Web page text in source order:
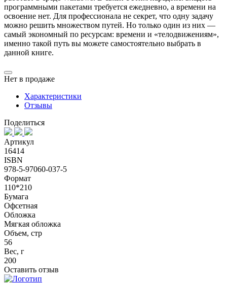
программными пакетами требуется ежедневно, а времени на
освоение нет. Для профессионала не секрет, что одну задачу
можно решить множеством путей. Но только один из них —
самый экономный по ресурсам: времени и «телодвижениям»,
именно такой путь вы можете самостоятельно выбрать в
данной книге.
Нет в продаже
Характеристики
Отзывы
Поделиться
Артикул
16414
ISBN
978-5-97060-037-5
Формат
110*210
Бумага
Офсетная
Обложка
Мягкая обложка
Объем, стр
56
Вес, г
200
Оставить отзыв